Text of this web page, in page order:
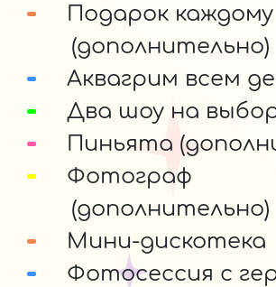
Подарок
(дополнительно)
Аквагрим всем
Два шоу на
Пиньята
Фотограф
(дополнительно)
Мини-дискотека
Фотосессия с